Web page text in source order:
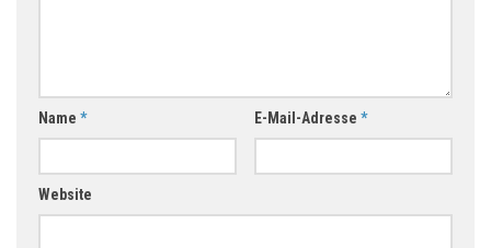
Name * E-Mail-Adresse *
Website